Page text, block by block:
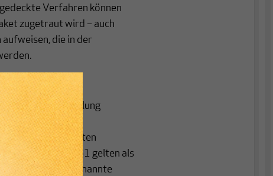
Verfahren können
zugetraut wird – auch
die in der
der Lohnentwicklung
und
einen festen
Bis 2031 gelten als
Dies ist das sogenannte